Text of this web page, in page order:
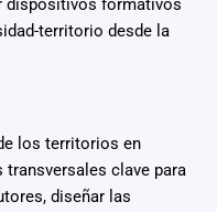
dispositivos formativos
territorio desde la
los territorios en
clave para
diseñar las